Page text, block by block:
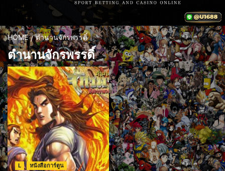
HOME ตำนานจักรพรรดิ์
ตำนานจักรพรรดิ์
L หนังสือการ์ตูน